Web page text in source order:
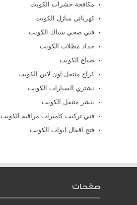
مكافحة حشرات الكويت
كهربائي منازل الكويت
فني صحي سباك الكويت
حداد مظلات الكويت
صباغ الكويت
كراج متنقل اون لاين الكويت
نشتري السيارات الكويت
بنشر متنقل الكويت
فني تركيب كاميرات مراقبة الكويت
فتح اقفال ابواب الكويت
صفحات